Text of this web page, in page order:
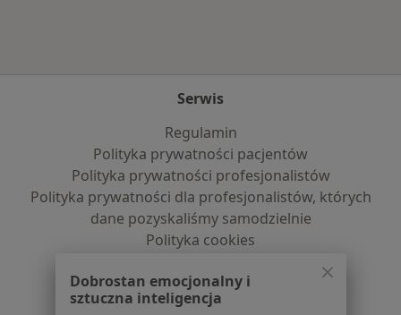
Serwis
Regulamin
Polityka prywatności pacjentów
Polityka prywatności profesjonalistów
Polityka prywatności dla profesjonalistów, których
dane pozyskaliśmy samodzielnie
Polityka cookies
Dostępność
O nas
Dobrostan emocjonalny i
sztuczna inteligencja